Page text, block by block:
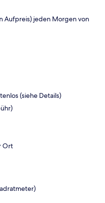
Aufpreis) jeden Morgen von
(siehe Details)
Ort